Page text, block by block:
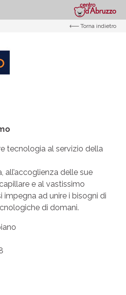
CENTRO
Torna indietro
tecnologia al servizio della
all’accoglienza delle sue
e al vastissimo
impegna ad unire i bisogni di
di domani.